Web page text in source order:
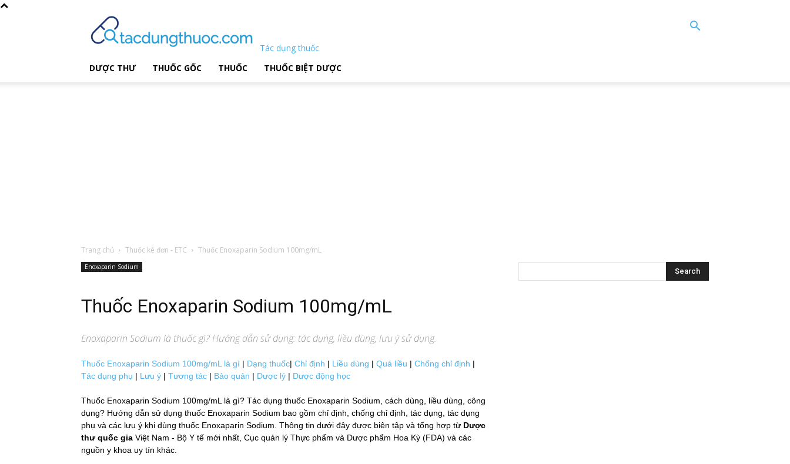
Tác dụng thuốc
DƯỢC THƯ
THUỐC GỐC THUỐC THUỐC BIỆT DƯỢC
Trang chủ Thuốc kê đơn - ETC Thuốc Enoxaparin Sodium 100mg/mL
Enoxaparin Sodium
Thuốc Enoxaparin Sodium 100mg/mL
Enoxaparin Sodium là thuốc gì? Hướng dẫn sử dụng: tác dụng, liều dùng, lưu ý sử dụng.
Thuốc Enoxaparin Sodium 100mg/mL là gì | Dạng thuốc| Chỉ định | Liều dùng | Quá liều | Chống chỉ định |
Tác dụng phụ | Lưu ý | Tương tác | Bảo quản | Dược lý | Dược động học
Thuốc Enoxaparin Sodium 100mg/mL là gì? Tác dụng thuốc Enoxaparin Sodium, cách dùng, liều dùng, công
dụng? Hướng dẫn sử dụng thuốc Enoxaparin Sodium bao gồm chỉ định, chống chỉ định, tác dụng, tác dụng
phụ và các lưu ý khi dùng thuốc Enoxaparin Sodium. Thông tin dưới đây được biên tập và tổng hợp từ Dược
thư quốc gia Việt Nam - Bộ Y tế mới nhất, Cục quản lý Thực phẩm và Dược phẩm Hoa Kỳ (FDA) và các
nguồn y khoa uy tín khác.